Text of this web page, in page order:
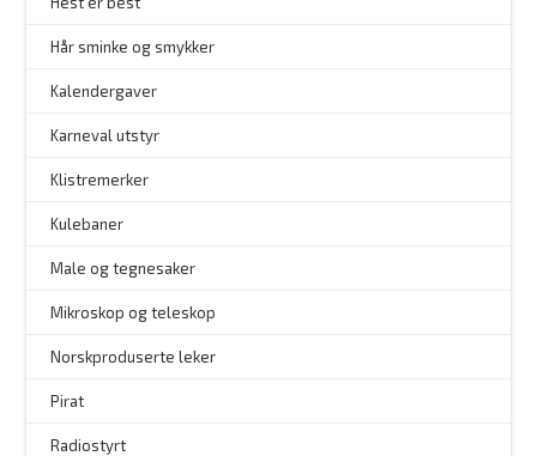
Hår sminke og smykker
Kalendergaver
Karneval utstyr
Klistremerker
Kulebaner
Male og tegnesaker
Mikroskop og teleskop
Norskproduserte leker
Pirat
Radiostyrt